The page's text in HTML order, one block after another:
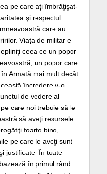
pe care aţi îmbrăţişat-
şi respectul
care au
Viaţa de militar e
ceea ce un popor
un popor care
Armată mai mult decât
încredere v-o
de vedere al
care noi trebuie să le
să aveţi resursele
foarte bine,
pe care le aveţi sunt
justificate. În toate
în primul rând